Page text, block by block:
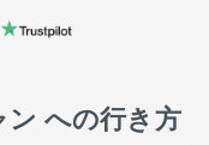
ン への行き方